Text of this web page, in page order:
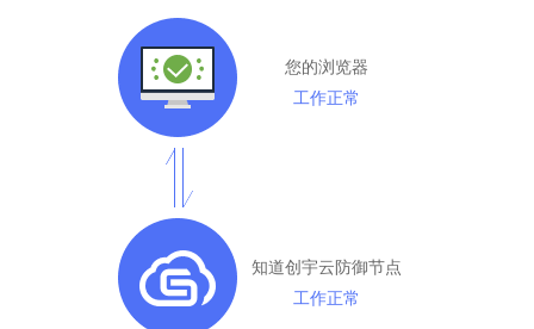
您的浏览器
工作正常
知道创宇云防御节点
工作正常